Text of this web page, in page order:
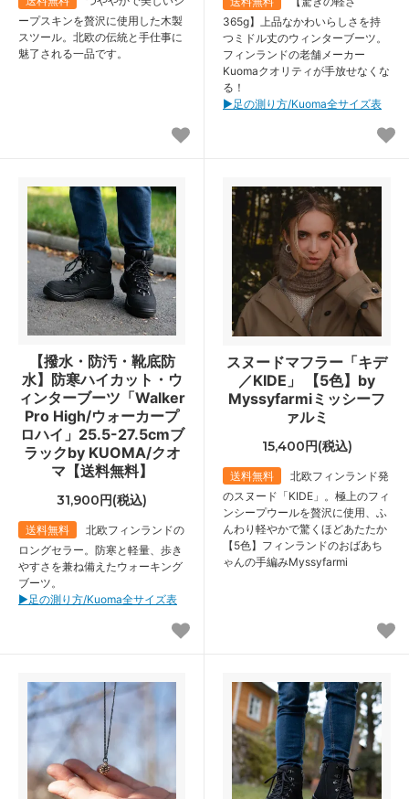
ープスキンを贅沢に使用した木製
スツール。北欧の伝統と手仕事に
魅了される一品です。
365g】上品なかわいらしさを持
つミドル丈のウィンターブーツ。
フィンランドの老舗メーカー
Kuomaクオリティが手放せなくな
る！
▶︎足の測り方/Kuoma全サイズ表
【撥水・防汚・靴底防
水】防寒ハイカット・ウ
ィンターブーツ「Walker
Pro High/ウォーカープ
ロハイ」25.5-27.5cmブ
ラックby KUOMA/クオ
マ【送料無料】
31,900円(税込)
送料無料
北欧フィンランドの
ロングセラー。防寒と軽量、歩き
やすさを兼ね備えたウォーキング
ブーツ。
▶︎足の測り方/Kuoma全サイズ表
スヌードマフラー「キデ
／KIDE」 【5色】by
Myssyfarmiミッシーフ
ァルミ
15,400円(税込)
送料無料
北欧フィンランド発
のスヌード「KIDE」。極上のフィ
ンシープウールを贅沢に使用、ふ
んわり軽やかで驚くほどあたたか
【5色】フィンランドのおばあち
ゃんの手編みMyssyfarmi